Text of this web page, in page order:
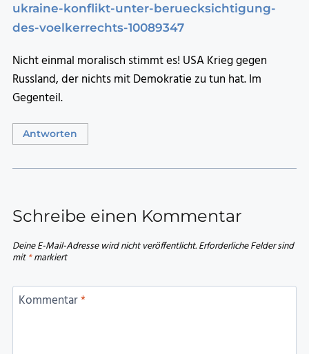
ukraine-konflikt-unter-beruecksichtigung-
des-voelkerrechts-10089347
Nicht einmal moralisch stimmt es! USA Krieg gegen
Russland, der nichts mit Demokratie zu tun hat. Im
Gegenteil.
Antworten
Schreibe einen Kommentar
Deine E-Mail-Adresse wird nicht veröffentlicht.Erforderliche Felder sind
mit*markiert
Kommentar*